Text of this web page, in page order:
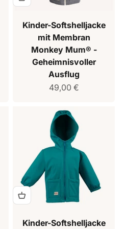
Kinder-Softshelljacke
mit Membran
Monkey Mum® -
Geheimnisvoller
Ausflug
Verkaufspreis
49,00 €
Kinder-Softshelljacke